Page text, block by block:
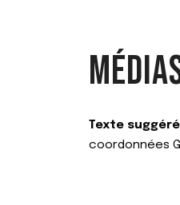
Texte
coordonnées